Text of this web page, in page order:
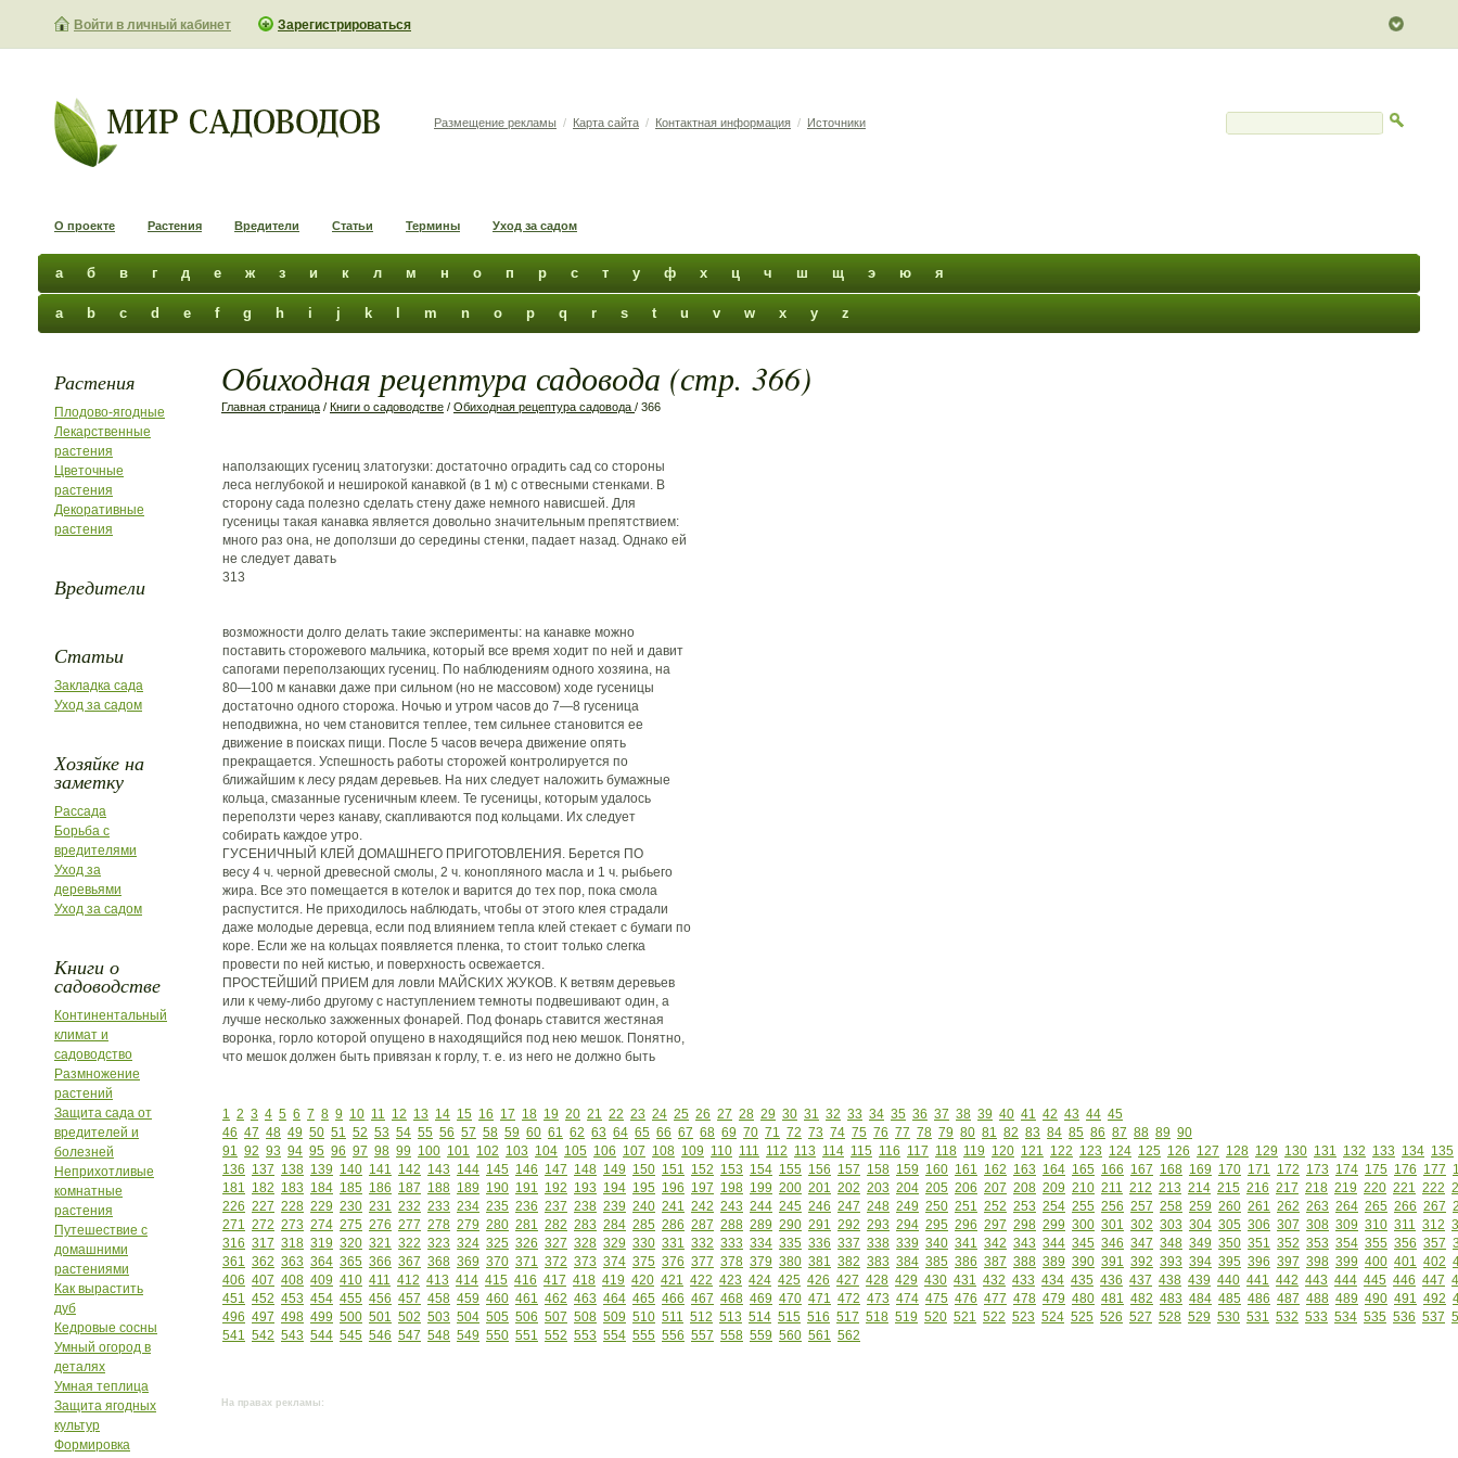
Войти в личный кабинет Зарегистрироваться
Размещение рекламы / Карта сайта / Контактная информация / Источники
О проекте Растения Вредители Статьи Термины Уход за садом
а б в г д е ж з и к л м н о п р с т у ф х ц ч ш щ э ю я
a b c d e f g h i j k m n o p q r s t u v w x y z
Растения
Плодово-ягодные
Лекарственные
растения
Цветочные
растения
Декоративные
растения
Вредители
Статьи
Закладка сада
Уход за садом
Хозяйке на
заметку
Рассада
Борьба с
вредителями
Уход за
деревьями
Уход за садом
Книги о
садоводстве
Континентальный
климат и
садоводство
Размножение
растений
Защита сада от
вредителей и
болезней
Неприхотливые
комнатные
растения
Путешествие с
домашними
растениями
Как вырастить
дуб
Кедровые сосны
Умный огород в
деталях
Умная теплица
Защита ягодных
культур
Формировка
Обиходная рецептура садовода (стр. 366)
Главная страница / Книги о садоводстве / Обиходная рецептура садовода / 366
наползающих гусениц златогузки: достаточно оградить сад со стороны
леса неглубокой и неширокой канавкой (в 1 м) с отвесными стенками. В
сторону сада полезно сделать стену даже немного нависшей. Для
гусеницы такая канавка является довольно значительным препятствием:
много раз она, не доползши до середины стенки, падает назад. Однако ей
не следует давать
313
возможности долго делать такие эксперименты: на канавке можно
поставить сторожевого мальчика, который все время ходит по ней и давит
сапогами переползающих гусениц. По наблюдениям одного хозяина, на
80—100 м канавки даже при сильном (но не массовом) ходе гусеницы
достаточно одного сторожа. Ночью и утром часов до 7—8 гусеница
неподвижна, но чем становится теплее, тем сильнее становится ее
движение в поисках пищи. После 5 часов вечера движение опять
прекращается. Успешность работы сторожей контролируется по
ближайшим к лесу рядам деревьев. На них следует наложить бумажные
кольца, смазанные гусеничным клеем. Те гусеницы, которым удалось
переползти через канаву, скапливаются под кольцами. Их следует
собирать каждое утро.
ГУСЕНИЧНЫЙ КЛЕЙ ДОМАШНЕГО ПРИГОТОВЛЕНИЯ. Берется ПО
весу 4 ч. черной древесной смолы, 2 ч. конопляного масла и 1 ч. рыбьего
жира. Все это помещается в котелок и варится до тех пор, пока смола
распустится. Не приходилось наблюдать, чтобы от этого клея страдали
даже молодые деревца, если под влиянием тепла клей стекает с бумаги по
коре. Если же на кольцах появляется пленка, то стоит только слегка
провести по ней кистью, и поверхность освежается.
ПРОСТЕЙШИЙ ПРИЕМ для ловли МАЙСКИХ ЖУКОВ. К ветвям деревьев
или к чему-либо другому с наступлением темноты подвешивают один, а
лучше несколько зажженных фонарей. Под фонарь ставится жестяная
воронка, горло которой опущено в находящийся под нею мешок. Понятно,
что мешок должен быть привязан к горлу, т. е. из него не должно быть
1 2 3 4 5 6 7 8 9 10 11 12 13 14 15 16 17 18 19 20 21 22 23 24 25 26 27 28 29 30 31 32 33 34 35 36 37 38 39 40 41 42 43 44 45
46 47 48 49 50 51 52 53 54 55 56 57 58 59 60 61 62 63 64 65 66 67 68 69 70 71 72 73 74 75 76 77 78 79 80 81 82 83 84 85 86 87 88 89 90
91 92 93 94 95 96 97 98 99 100 101 102 103 104 105 106 107 108 109 110 111 112 113 114 115 116 117 118 119 120 121 122 123 124 125 126 127 128 129 130 131 132 133 134 135
136 137 138 139 140 141 142 143 144 145 146 147 148 149 150 151 152 153 154 155 156 157 158 159 160 161 162 163 164 165 166 167 168 169 170 171 172 173 174 175 176 177
181 182 183 184 185 186 187 188 189 190 191 192 193 194 195 196 197 198 199 200 201 202 203 204 205 206 207 208 209 210 211 212 213 214 215 216 217 218 219 220 221 222
226 227 228 229 230 231 232 233 234 235 236 237 238 239 240 241 242 243 244 245 246 247 248 249 250 251 252 253 254 255 256 257 258 259 260 261 262 263 264 265 266 267
271 272 273 274 275 276 277 278 279 280 281 282 283 284 285 286 287 288 289 290 291 292 293 294 295 296 297 298 299 300 301 302 303 304 305 306 307 308 309 310 311 312
316 317 318 319 320 321 322 323 324 325 326 327 328 329 330 331 332 333 334 335 336 337 338 339 340 341 342 343 344 345 346 347 348 349 350 351 352 353 354 355 356 357
361 362 363 364 365 366 367 368 369 370 371 372 373 374 375 376 377 378 379 380 381 382 383 384 385 386 387 388 389 390 391 392 393 394 395 396 397 398 399 400 401 402
406 407 408 409 410 411 412 413 414 415 416 417 418 419 420 421 422 423 424 425 426 427 428 429 430 431 432 433 434 435 436 437 438 439 440 441 442 443 444 445 446 447
451 452 453 454 455 456 457 458 459 460 461 462 463 464 465 466 467 468 469 470 471 472 473 474 475 476 477 478 479 480 481 482 483 484 485 486 487 488 489 490 491 492
496 497 498 499 500 501 502 503 504 505 506 507 508 509 510 511 512 513 514 515 516 517 518 519 520 521 522 523 524 525 526 527 528 529 530 531 532 533 534 535 536 537
541 542 543 544 545 546 547 548 549 550 551 552 553 554 555 556 557 558 559 560 561 562
На правах рекламы: